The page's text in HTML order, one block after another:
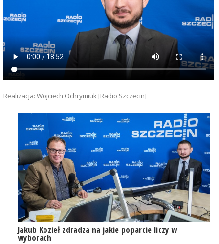
Realizacja: Wojciech Ochrymiuk [Radio Szczecin]
Jakub Kozieł zdradza na jakie poparcie liczy w
wyborach